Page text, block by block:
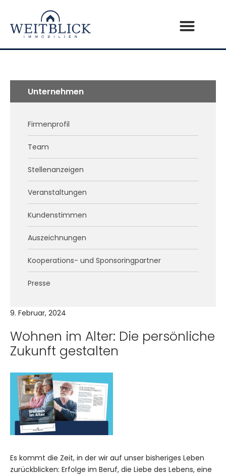
9. Februar, 2024
Wohnen im Alter: Die persönliche
Zukunft gestalten
Es kommt die Zeit, in der wir auf unser bisheriges Leben
zurückblicken: Erfolge im Beruf, die Liebe des Lebens, eine
Unternehmen
Firmenprofil
Team
Stellenanzeigen
Veranstaltungen
Kundenstimmen
Auszeichnungen
Kooperations- und Sponsoringpartner
Presse